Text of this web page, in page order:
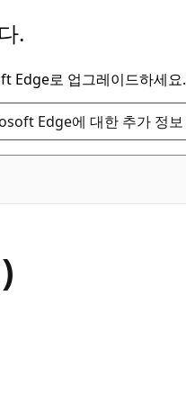
.
Edge로 업그레이드하세요.
Edge에 대한 추가 정보